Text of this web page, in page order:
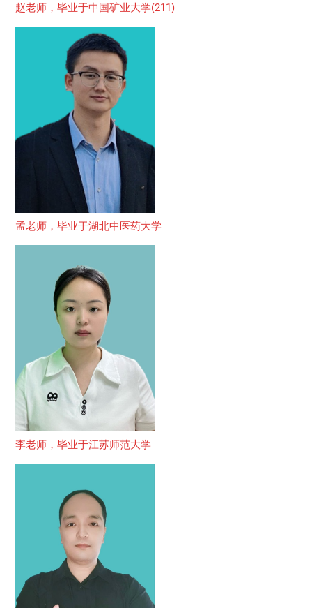
赵老师，毕业于中国矿业大学(211)
孟老师，毕业于湖北中医药大学
李老师，毕业于江苏师范大学